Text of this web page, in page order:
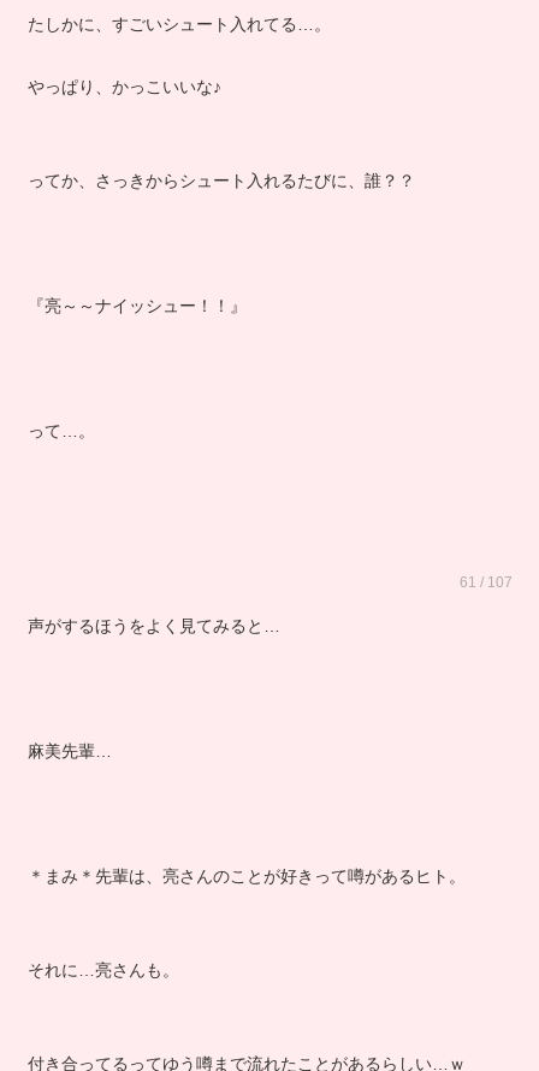
たしかに、すごいシュート入れてる…。
やっぱり、かっこいいな♪
ってか、さっきからシュート入れるたびに、誰？？
『亮～～ナイッシュー！！』
って…。
61 / 107
声がするほうをよく見てみると…
麻美先輩…
＊まみ＊先輩は、亮さんのことが好きって噂があるヒト。
それに…亮さんも。
付き合ってるってゆう噂まで流れたことがあるらしい…ｗ